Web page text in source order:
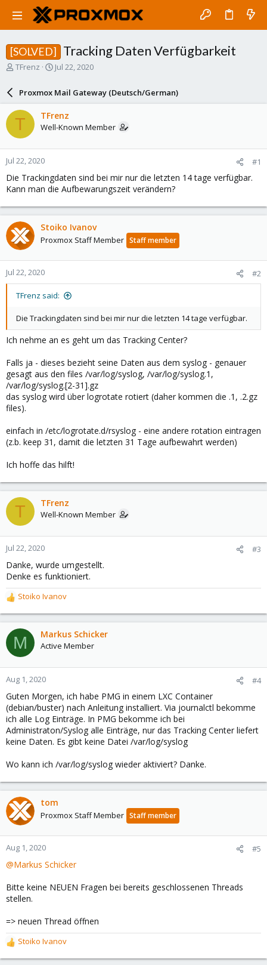
[SOLVED] Tracking Daten Verfügbarkeit
T
a
d
t
a
r
t
e
r
TFrenz
S
a
r
d
a
e
Jul 22, 2020
Proxmox Mail Gateway (Deutsch/German)
T TFrenz
Well-Known Member
Jul 22, 2020 #1
Die Trackingdaten sind bei mir nur die letzten 14 tage verfügbar.
Kann man die Aufbewarungszeit verändern?
Stoiko Ivanov
Proxmox Staff Member Staff member
Jul 22, 2020 #2
TFrenz said:
Die Trackingdaten sind bei mir nur die letzten 14 tage verfügbar.
Ich nehme an es geht um das Tracking Center?
Falls ja - dieses bezieht seine Daten aus dem syslog - genauer
gesagt aus den files /var/log/syslog, /var/log/syslog.1,
/var/log/syslog.[2-31].gz
das syslog wird über logrotate rotiert (daher kommen die .1, .2.gz
files).
einfach in /etc/logrotate.d/rsyslog - eine andere rotation eintragen
(z.b. keep 31, damit die letzten 31 Tage aufbewahrt werden)
Ich hoffe das hilft!
T TFrenz
Well-Known Member
Jul 22, 2020 #3
Danke, wurde umgestellt.
Denke es funktioniert.
R
e
a
c
t
o
n
:
Stoiko Ivanov
M Markus Schicker
Active Member
Aug 1, 2020 #4
Guten Morgen, ich habe PMG in einem LXC Container
(debian/buster) nach Anleitung installiert. Via journalctl bekomme
ich alle Log Einträge. In PMG bekomme ich bei
Administraton/Syslog alle Einträge, nur das Tracking Center liefert
keine Daten. Es gibt keine Datei /var/log/syslog
Wo kann ich /var/log/syslog wieder aktiviert? Danke.
tom
Proxmox Staff Member Staff member
Aug 1, 2020 #5
@Markus Schicker
Bitte keine NEUEN Fragen bei bereits geschlossenen Threads
stellen.
=> neuen Thread öffnen
R
e
Stoiko Ivanov